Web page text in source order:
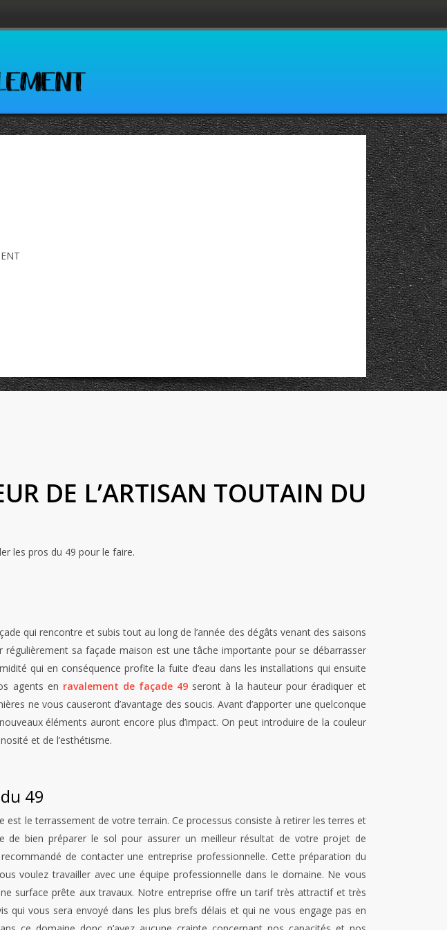
DE L’ARTISAN TOUTAIN DU
les pros du 49 pour le faire.
qui rencontre et subis tout au long de l’année des dégâts venant des saisons
sa façade maison est une tâche importante pour se débarrasser
qui en conséquence profite la fuite d’eau dans les installations qui ensuite
agents en ravalement de façade 49 seront à la hauteur pour éradiquer et
ne vous causeront d’avantage des soucis. Avant d’apporter une quelconque
éléments auront encore plus d’impact. On peut introduire de la couleur
et de l’esthétisme.
49
le terrassement de votre terrain. Ce processus consiste à retirer les terres et
de bien préparer le sol pour assurer un meilleur résultat de votre projet de
de contacter une entreprise professionnelle. Cette préparation du
voulez travailler avec une équipe professionnelle dans le domaine. Ne vous
surface prête aux travaux. Notre entreprise offre un tarif très attractif et très
qui vous sera envoyé dans les plus brefs délais et qui ne vous engage pas en